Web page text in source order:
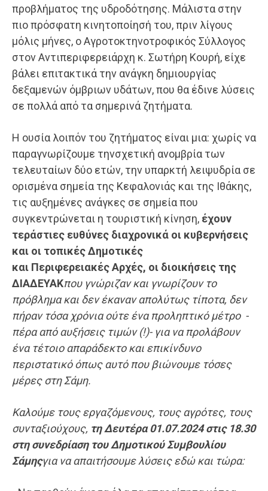
προβλήματος της υδροδότησης. Μάλιστα στην
πιο πρόσφατη κινητοποίησή του, πριν λίγους
μόλις μήνες, ο Αγροτοκτηνοτροφικός Σύλλογος
στον Αντιπεριφερειάρχη κ. Σωτήρη Κουρή, είχε
βάλει επιτακτικά την ανάγκη δημιουργίας
δεξαμενών όμβριων υδάτων, που θα έδινε λύσεις
σε πολλά από τα σημερινά ζητήματα.
Η ουσία λοιπόν του ζητήματος είναι μια: χωρίς να
παραγνωρίζουμε τηνσχετική ανομβρία των
τελευταίων δύο ετών, την υπαρκτή λειψυδρία σε
ορισμένα σημεία της Κεφαλονιάς και της Ιθάκης,
τις αυξημένες ανάγκες σε σημεία που
συγκεντρώνεται η τουριστική κίνηση, έχουν
τεράστιες ευθύνες διαχρονικά οι κυβερνήσεις
και οι τοπικέςΔημοτικές
και ΠεριφερειακέςΑρχές, οι διοικήσεις της
ΔΙΑΔΕΥΑΚπου γνώριζαν και γνωρίζουν το
πρόβλημα και δεν έκαναν απολύτως τίποτα, δεν
πήραν τόσα χρόνια ούτε ένα προληπτικό μέτρο -
πέρα από αυξήσεις τιμών (!)- για να προλάβουν
ένα τέτοιο απαράδεκτοκαι επικίνδυνο
περιστατικόόπως αυτό που βιώνουμε τόσες
μέρες στη Σάμη.
Καλούμε τους εργαζόμενους, τους αγρότες, τους
συνταξιούχους, τη Δευτέρα01.07.2024στις 18.30
στη συνεδρίαση του Δημοτικού Συμβουλίου
Σάμηςγια να απαιτήσουμε λύσεις εδώ και τώρα: